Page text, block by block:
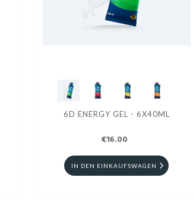
6D ENERGY GEL - 6X40ML
€16.00
IN DEN EINKAUFSWAGEN